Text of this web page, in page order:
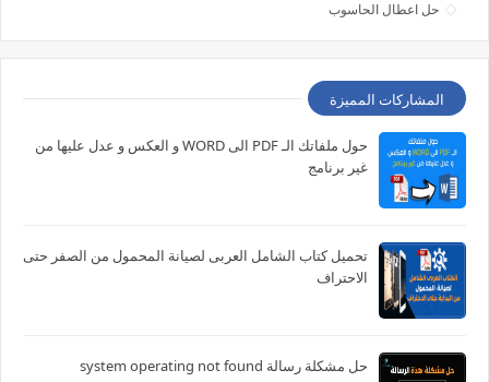
حل اعطال الحاسوب
المشاركات المميزة
حول ملفاتك الـ PDF الى WORD و العكس و عدل عليها من
غير برنامج
تحميل كتاب الشامل العربى لصيانة المحمول من الصفر حتى
الاحتراف
حل مشكلة رسالة system operating not found